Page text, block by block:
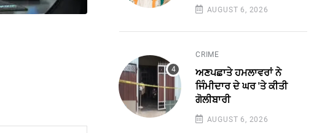
AUGUST 6, 2026
CRIME
ਅਣਪਛਾਤੇ ਹਮਲਾਵਰਾਂ ਨੇ
ਜਿੰਮੀਦਾਰ ਦੇ ਘਰ 'ਤੇ ਕੀਤੀ
ਗੋਲੀਬਾਰੀ
AUGUST 6, 2026